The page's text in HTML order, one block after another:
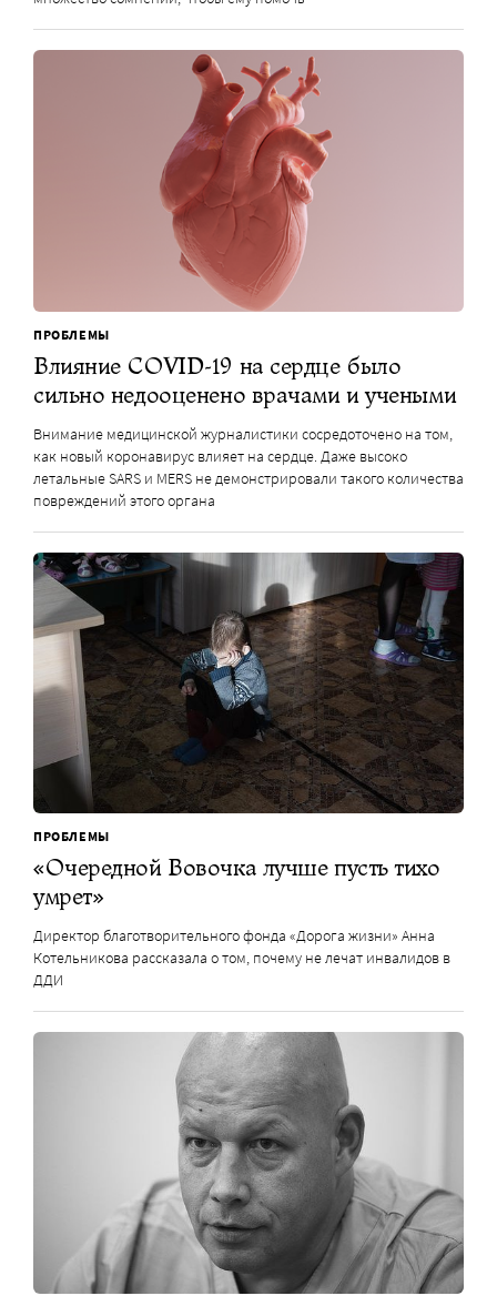
ПРОБЛЕМЫ
Влияние COVID-19 на сердце было
сильно недооценено врачами и учеными
Внимание медицинской журналистики сосредоточено на том,
как новый коронавирус влияет на сердце. Даже высоко
летальные SARS и MERS не демонстрировали такого количества
повреждений этого органа
ПРОБЛЕМЫ
«Очередной Вовочка лучше пусть тихо
умрет»
Директор благотворительного фонда «Дорога жизни» Анна
Котельникова рассказала о том, почему не лечат инвалидов в
ДДИ